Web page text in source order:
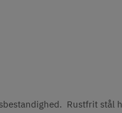
Rustfrit stål